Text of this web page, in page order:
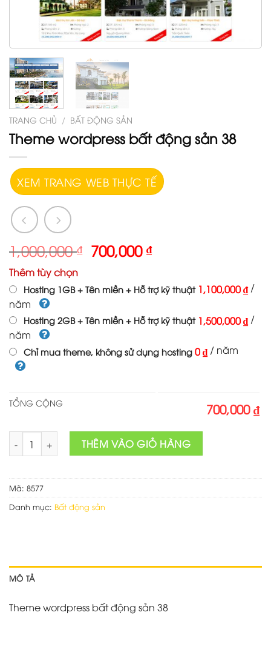
TRANG CHỦ / BẤT ĐỘNG SẢN
Theme wordpress bất động sản 38
XEM TRANG WEB THỰC TẾ
1,000,000₫ 700,000₫
Thêm tùy chọn
Hosting 1GB + Tên miền + Hỗ trợ kỹ thuật 1,100,000 ₫ /
năm
Hosting 2GB + Tên miền + Hỗ trợ kỹ thuật 1,500,000 ₫ /
năm
Chỉ mua theme, không sử dụng hosting 0 ₫ / năm
TỔNG CỘNG 700,000 ₫
Theme wordpress bất động sản 38 số lượng
THÊM VÀO GIỎ HÀNG
Mã: 8577
Danh mục: Bất động sản
MÔ TẢ
Theme wordpress bất động sản 38